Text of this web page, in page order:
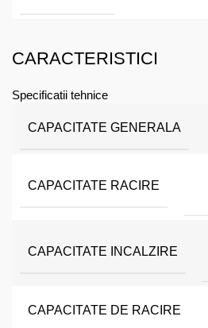
CARACTERISTICI
Specificatii tehnice
CAPACITATE GENERALA
CAPACITATE RACIRE
CAPACITATE INCALZIRE
CAPACITATE DE RACIRE